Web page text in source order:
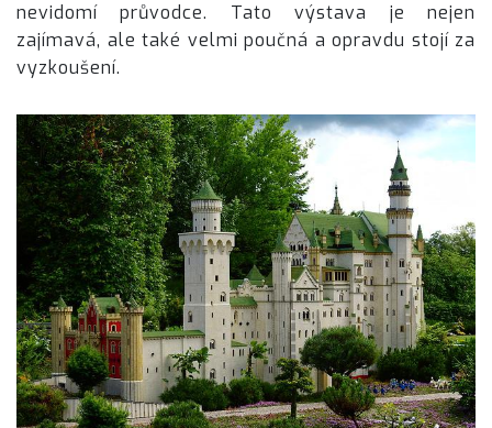
nevidomí průvodce. Tato výstava je nejen
zajímavá, ale také velmi poučná a opravdu stojí za
vyzkoušení.